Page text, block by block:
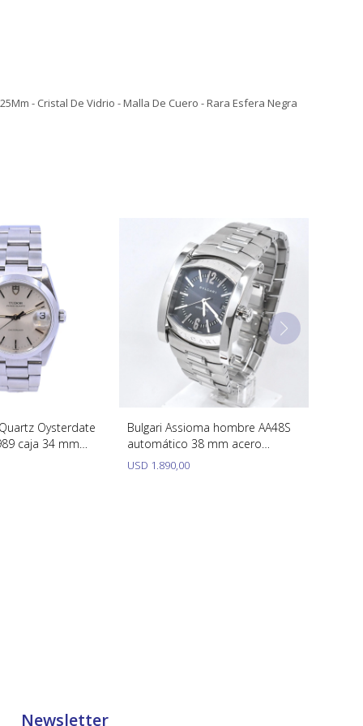
- Cristal De Vidrio - Malla De Cuero - Rara Esfera Negra
Oysterdate
caja 34 mm
Bulgari Assioma hombre AA48S
automático 38 mm acero
inoxidable con estuche
USD 1.890,00
Newsletter